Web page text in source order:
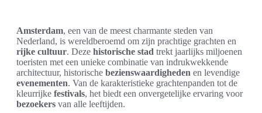
Amsterdam, een van de meest charmante steden van
Nederland, is wereldberoemd om zijn prachtige grachten en
rijke cultuur. Deze historische stad trekt jaarlijks miljoenen
toeristen met een unieke combinatie van indrukwekkende
architectuur, historische bezienswaardigheden en levendige
evenementen. Van de karakteristieke grachtenpanden tot de
kleurrijke festivals, het biedt een onvergetelijke ervaring voor
bezoekers van alle leeftijden.